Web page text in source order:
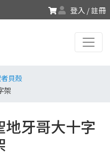
登入 / 註冊
貝殼
架
地牙哥大十字